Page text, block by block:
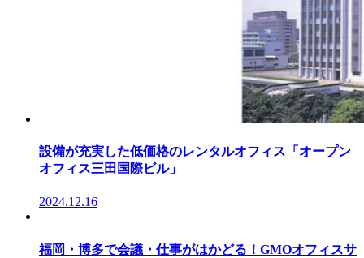
設備が充実した低価格のレンタルオフィス「オープン
オフィス三田国際ビル」
2024.12.16
福岡・博多で会議・仕事がはかどる！GMOオフィスサ